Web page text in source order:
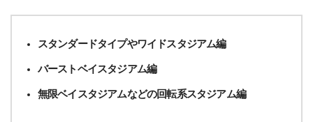
スタンダードタイプやワイドスタジアム編
バーストベイスタジアム編
無限ベイスタジアムなどの回転系スタジアム編